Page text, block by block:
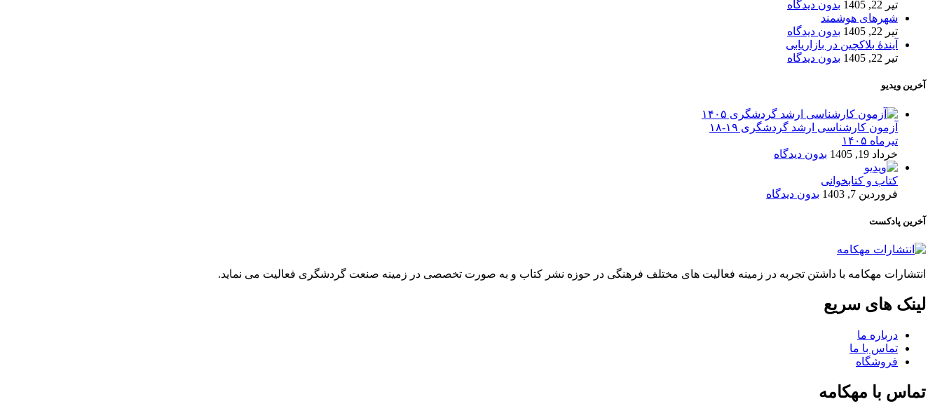
تیر 22, 1405
بدون دیدگاه
شهرهای هوشمند
تیر 22, 1405
بدون دیدگاه
آیندۀ بلاکچین در بازاریابی
تیر 22, 1405
بدون دیدگاه
آخرین ویدیو
آزمون کارشناسی ارشد گردشگری ۱۹-۱۸
تیرماه ۱۴۰۵
خرداد 19, 1405
بدون دیدگاه
کتاب و کتابخوانی
فروردین 7, 1403
بدون دیدگاه
آخرین پادکست
انتشارات مهکامه با داشتن تجربه در زمینه فعالیت های مختلف فرهنگی در حوزه نشر کتاب و به صورت تخصصی در زمینه صنعت گردشگری فعالیت می نماید.
لینک های سریع
درباره ما
تماس با ما
فروشگاه
تماس با مهکامه